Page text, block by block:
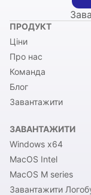
ПРОДУКТ
Ціни
Про нас
Команда
Блог
Завантажити
ЗАВАНТАЖИТИ
Windows x64
MacOS Intel
MacOS M series
Завантажити